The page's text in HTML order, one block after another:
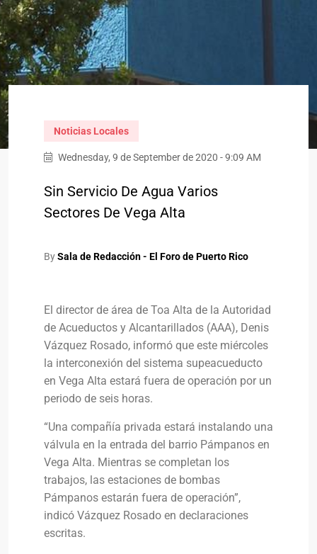
Noticias Locales
Wednesday, 9 de September de 2020 - 9:09 AM
Sin Servicio De Agua Varios
Sectores De Vega Alta
BySala de Redacción - El Foro de Puerto Rico
El director de área de Toa Alta de la Autoridad
de Acueductos y Alcantarillados (AAA), Denis
Vázquez Rosado, informó que este miércoles
la interconexión del sistema supeacueducto
en Vega Alta estará fuera de operación por un
periodo de seis horas.
“Una compañía privada estará instalando una
válvula en la entrada del barrio Pámpanos en
Vega Alta. Mientras se completan los
trabajos, las estaciones de bombas
Pámpanos estarán fuera de operación”,
indicó Vázquez Rosado en declaraciones
escritas.